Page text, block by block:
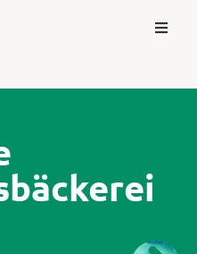
Kontakt